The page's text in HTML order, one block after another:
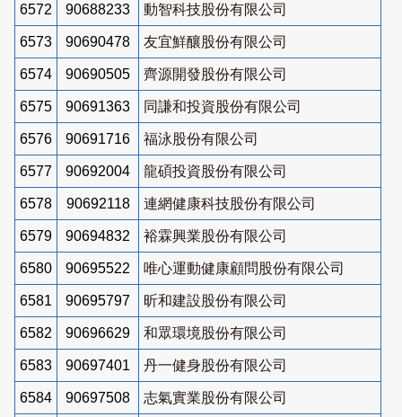
6572 90688233 動智科技股份有限公司
6573 90690478 友宜鮮釀股份有限公司
6574 90690505 齊源開發股份有限公司
6575 90691363 同謙和投資股份有限公司
6576 90691716 福泳股份有限公司
6577 90692004 龍碩投資股份有限公司
6578 90692118 連網健康科技股份有限公司
6579 90694832 裕霖興業股份有限公司
6580 90695522 唯心運動健康顧問股份有限公司
6581 90695797 昕和建設股份有限公司
6582 90696629 和眾環境股份有限公司
6583 90697401 丹一健身股份有限公司
6584 90697508 志氣實業股份有限公司